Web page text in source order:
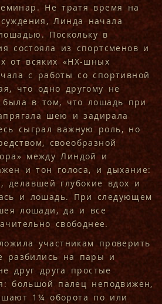
Не тратя время на
Линда начала
Поскольку в
состояла из спортсменов и
от всяких «НХ-шных
с работы со спортивной
что одно другому не
была в том, что лошадь при
шею и задирала
сыграл важную роль, но
своеобразной
между Линдой и
и тон голоса, и дыхание:
делавшей глубокие вдох и
и лошадь. При следующем
лошади, да и все
свободнее.
участникам проверить
разбились на пары и
друг друга простые
большой палец неподвижен,
1¼ оборота по или